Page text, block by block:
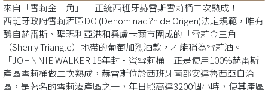
來自「雪莉金三角」─ 正統西班牙赫雷斯雪莉桶二次熟成！
西班牙政府雪莉酒區DO (Denominaci?n de Origen)法定規範，唯有
釀自赫雷斯、聖瑪利亞港和桑盧卡爾市圍成的「雪莉金三角」
（Sherry Triangle）地帶的葡萄加烈酒款，才能稱為雪莉酒。
「JOHNNIE WALKER 15年封·蜜雪莉桶」正是使用100%赫雷斯
產區雪莉桶做二次熟成，赫雷斯位於西班牙南部安達魯西亞自治
區，是著名的雪莉酒產區之一，年日照高達3200個小時，使其產區